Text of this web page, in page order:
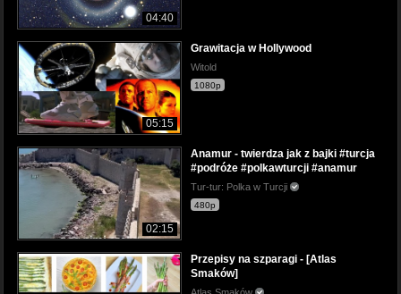
04:40
05:15
Grawitacja w Hollywood
Witold
1080p
02:15
Anamur - twierdza jak z bajki #turcja
#podróże #polkawturcji #anamur
Tur-tur: Polka w Turcji
480p
Przepisy na szparagi - [Atlas
Smaków]